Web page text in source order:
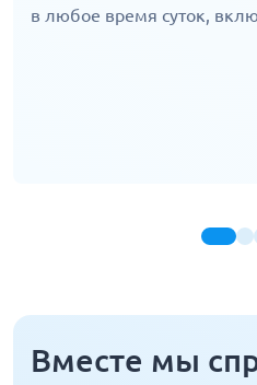
в любое время суток,
Вместе мы